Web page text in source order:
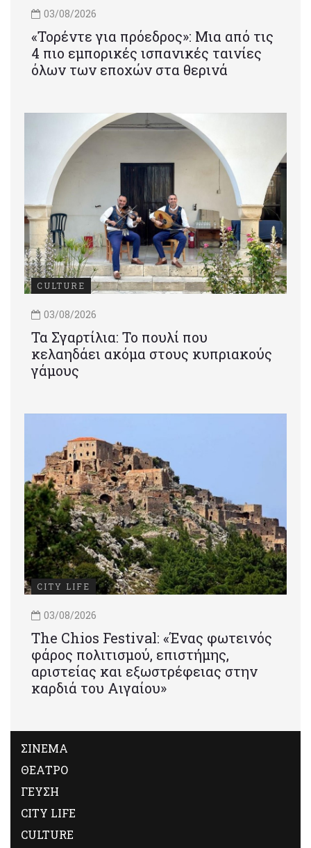
03/08/2026
«Τορέντε για πρόεδρος»: Mια από τις
4 πιο εμπορικές ισπανικές ταινίες
όλων των εποχών στα θερινά
CULTURE
03/08/2026
Τα Σγαρτίλια: Το πουλί που
κελαηδάει ακόμα στους κυπριακούς
γάμους
CITY LIFE
03/08/2026
Τhe Chios Festival: «Ένας φωτεινός
φάρος πολιτισμού, επιστήμης,
αριστείας και εξωστρέφειας στην
καρδιά του Αιγαίου»
ΣΙΝΕΜΑ
ΘΕΑΤΡΟ
ΓΕΥΣΗ
CITY LIFE
CULTURE